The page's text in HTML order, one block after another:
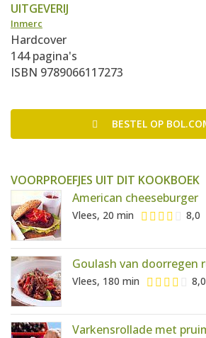
UITGEVERIJ
Inmerc
Hardcover
144 pagina's
ISBN 9789066117273
BESTEL OP
VOORPROEFJES UIT DIT KOOKBOEK
American cheeseburger
Vlees, 20 min 8,0
Goulash van doorregen
Vlees, 180 min 8,0
Varkensrollade met